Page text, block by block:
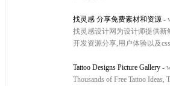
找灵感 分享免费素材和资源 -
找灵感设计网为设计师提供
开发资源分享,用户体验以及
Tattoo Designs Picture Gallery -
Thousands of Free Tattoo Ideas,